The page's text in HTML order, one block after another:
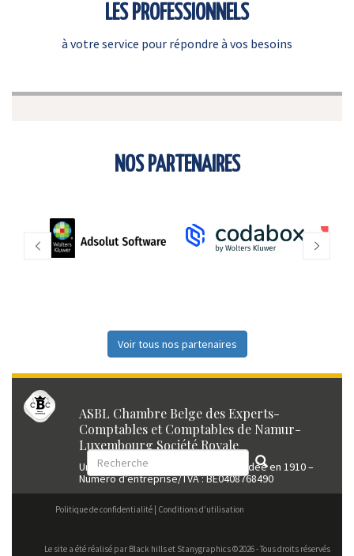
LES PROFESSIONNELS
à votre service pour répondre à vos besoins
NOS PARTENAIRES
Voir tous nos partenaires
ASBL Chambre Belge des Experts-
Comptables et Comptables de Namur-
Luxembourg Société Royale
Union professionnelle reconnue fondée en 1910 –
Numéro d’entreprise/TVA : BE0408768490
Politique de confidentialité Conditions d’utilisation
Le site a été réalisé par Black hillset Stanygraphics ©2026 - Tous droits réservés